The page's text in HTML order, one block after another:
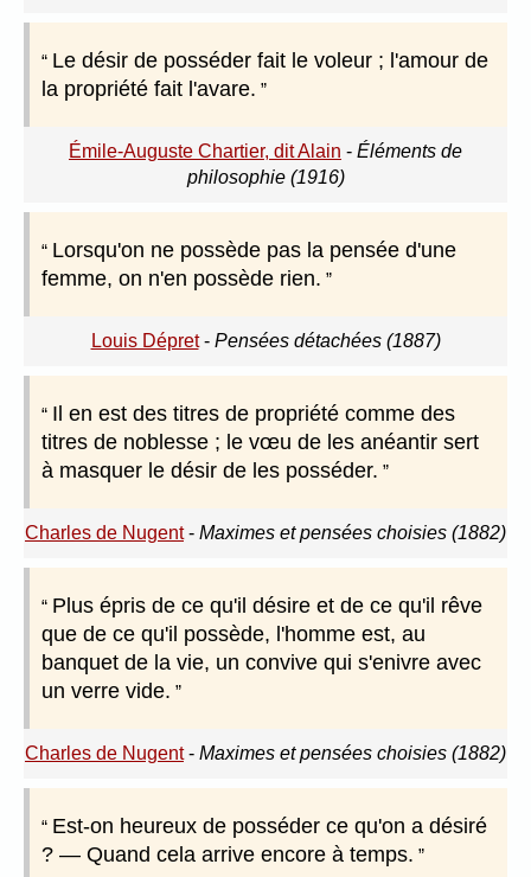
Le désir de posséder fait le voleur ; l'amour de
la propriété fait l'avare.
Émile-Auguste Chartier, dit Alain - Éléments de
philosophie (1916)
Lorsqu'on ne possède pas la pensée d'une
femme, on n'en possède rien.
Louis Dépret- Pensées détachées (1887)
Il en est des titres de propriété comme des
titres de noblesse ; le vœu de les anéantir sert
à masquer le désir de les posséder.
Charles de Nugent- Maximes et pensées choisies (1882)
Plus épris de ce qu'il désire et de ce qu'il rêve
que de ce qu'il possède, l'homme est, au
banquet de la vie, un convive qui s'enivre avec
un verre vide.
Charles de Nugent- Maximes et pensées choisies (1882)
Est-on heureux de posséder ce qu'on a désiré
? — Quand cela arrive encore à temps.